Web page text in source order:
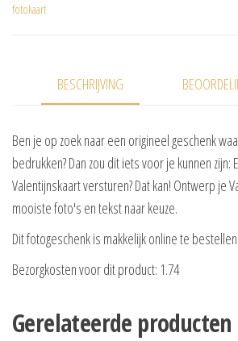
fotokaart
BESCHRIJVING
Ben je op zoek naar een origineel geschenk
bedrukken? Dan zou dit iets voor je kunnen zijn:
Valentijnskaart versturen? Dat kan! Ontwerp je
mooiste foto's en tekst naar keuze.
Dit fotogeschenk is makkelijk online te bestellen.
Bezorgkosten voor dit product: 1.74
Gerelateerde producten